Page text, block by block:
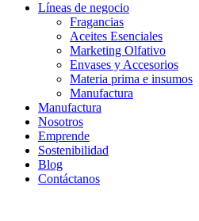
Líneas de negocio
Fragancias
Aceites Esenciales
Marketing Olfativo
Envases y Accesorios
Materia prima e insumos
Manufactura
Manufactura
Nosotros
Emprende
Sostenibilidad
Blog
Contáctanos